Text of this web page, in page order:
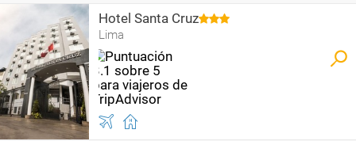
Hotel Santa Cruz
Lima